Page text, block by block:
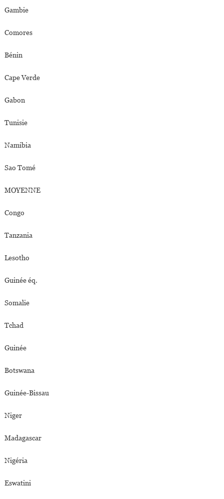
Gambie
Comores
Bénin
Cape Verde
Gabon
Tunisie
Namibia
Sao Tomé
MOYENNE
Congo
Tanzania
Lesotho
Guinée éq.
Somalie
Tchad
Guinée
Botswana
Guinée-Bissau
Niger
Madagascar
Nigéria
Eswatini